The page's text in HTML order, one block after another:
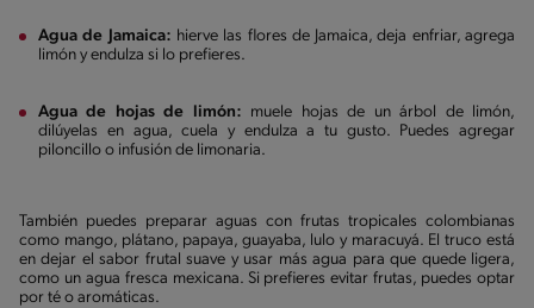
Agua de Jamaica: hierve las flores de Jamaica, deja enfriar, agrega
limón y endulza si lo prefieres.
Agua de hojas de limón: muele hojas de un árbol de limón,
dilúyelas en agua, cuela y endulza a tu gusto. Puedes agregar
piloncillo o infusión de limonaria.
También puedes preparar aguas con frutas tropicales colombianas
como mango, plátano, papaya, guayaba, lulo y maracuyá. El truco está
en dejar el sabor frutal suave y usar más agua para que quede ligera,
como un agua fresca mexicana. Si prefieres evitar frutas, puedes optar
por té o aromáticas.